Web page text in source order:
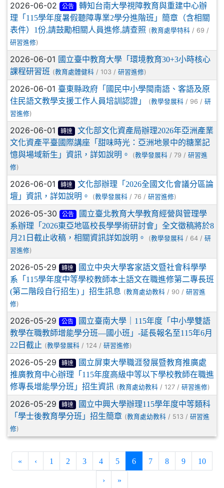
2026-06-02 公告
轉知台南大學視障教育與重建中心辦
理「115學年度暑假聽障專業2學分進階班」簡章（含相關
表件）1份,請鼓勵相關人員進修,請查照 (教育處學特科 / 69 /
研習進修)
2026-06-01 國立臺中教育大學「環境教育30+3小時核心
課程研習班 (教育處體健科 / 103 / 研習進修)
2026-06-01 臺東縣政府「國民中小學閩南語、客語及原
住民語文教學支援工作人員培訓認證」
(教學發展科 / 96 / 研
習進修)
2026-06-01 轉達
文化部文化資產局辦理2026年亞洲產業
文化資產平臺國際講座「甜味時光：亞洲地景中的糖業記
憶與場域新生」資訊，詳如說明。
(教學發展科 / 79 / 研習進
修)
2026-06-01 轉達
文化部辦理「2026全國文化會議分區論
壇」資訊，詳如說明。
(教學發展科 / 76 / 研習進修)
2026-05-30 公告
國立臺北教育大學教育經營與管理學
系辦理「2026東亞地區校長學學術研討會」全文徵稿將於8
月21日截止收稿，相關資訊詳如說明。
(教學發展科 / 64 / 研
習進修)
2026-05-29 轉達
國立中央大學客家語文暨社會科學學
系「115學年度中等學校教師本土語文在職進修第二專長班
(第二階段自行招生) 」招生訊息 (教育處幼教科 / 90 / 研習進
修)
2026-05-29 公告
國立臺南大學｜115年度「中小學雙語
教學在職教師增能學分班—國小班」-延長報名至115年6月
22日截止 (教學發展科 / 124 / 研習進修)
2026-05-29 轉達
國立屏東大學職涯發展暨教育推廣處
推廣教育中心辦理「115年度高級中等以下學校教師在職進
修專長增能學分班」招生資訊 (教育處幼教科 / 127 / 研習進修)
2026-05-29 轉達
國立中興大學辦理115學年度中等類科
「學士後教育學分班」招生簡章 (教育處幼教科 / 513 / 研習進
修)
« ‹ 1 2 3 4 5 6(current)
7 8 9 10
› »